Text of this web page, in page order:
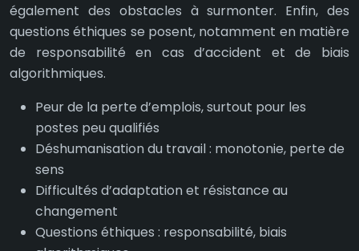
également des obstacles à surmonter. Enfin, des
questions éthiques se posent, notamment en matière
de responsabilité en cas d’accident et de biais
algorithmiques.
Peur de la perte d’emplois, surtout pour les
postes peu qualifiés
Déshumanisation du travail : monotonie, perte de
sens
Difficultés d’adaptation et résistance au
changement
Questions éthiques : responsabilité, biais